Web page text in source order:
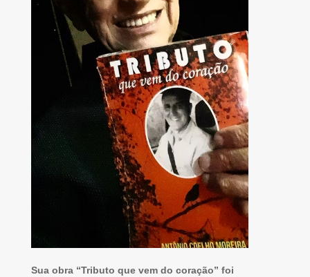
Sua obra “Tributo que vem do coração” foi